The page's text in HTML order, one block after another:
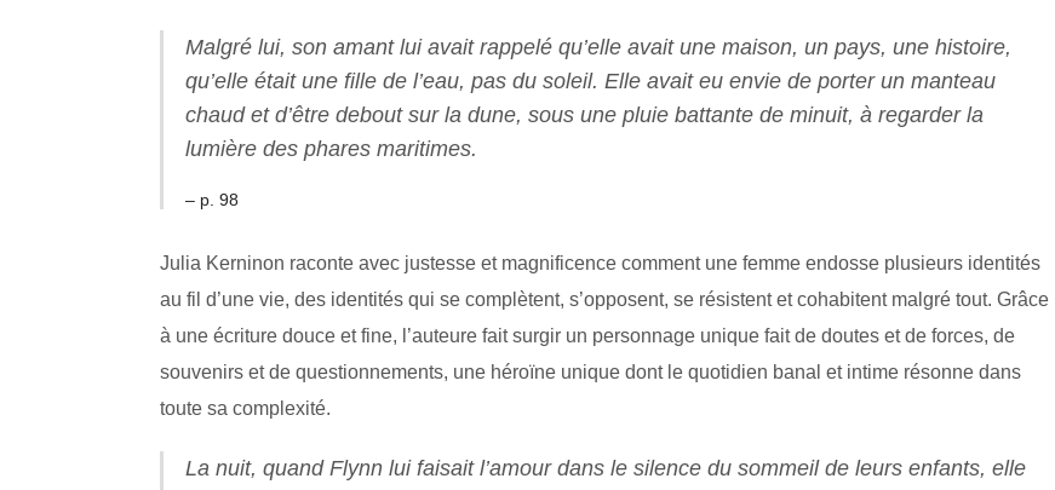
Malgré lui, son amant lui avait rappelé qu’elle avait une maison, un pays, une histoire,
qu’elle était une fille de l’eau, pas du soleil. Elle avait eu envie de porter un manteau
chaud et d’être debout sur la dune, sous une pluie battante de minuit, à regarder la
lumière des phares maritimes.
– p. 98
Julia Kerninon raconte avec justesse et magnificence comment une femme endosse plusieurs identités
au fil d’une vie, des identités qui se complètent, s’opposent, se résistent et cohabitent malgré tout. Grâce
à une écriture douce et fine, l’auteure fait surgir un personnage unique fait de doutes et de forces, de
souvenirs et de questionnements, une héroïne unique dont le quotidien banal et intime résonne dans
toute sa complexité.
La nuit, quand Flynn lui faisait l’amour dans le silence du sommeil de leurs enfants, elle